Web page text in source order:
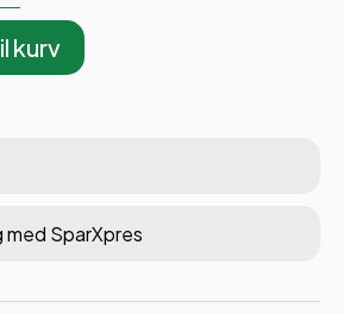
kurv
med SparXpres